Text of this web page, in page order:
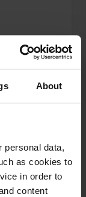
About
personal data,
as cookies to
in order to
content
più di 6 anni